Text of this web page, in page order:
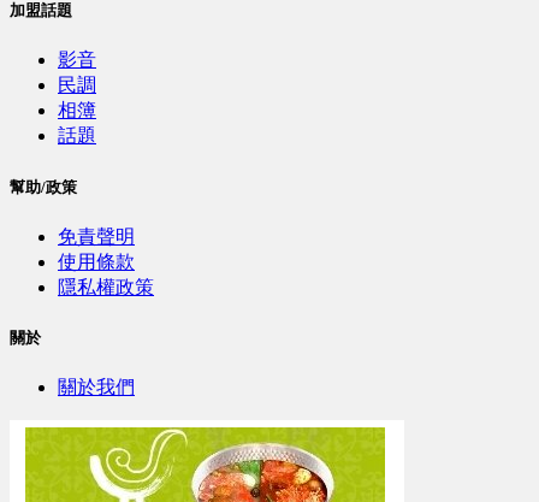
加盟話題
影音
民調
相簿
話題
幫助/政策
免責聲明
使用條款
隱私權政策
關於
關於我們